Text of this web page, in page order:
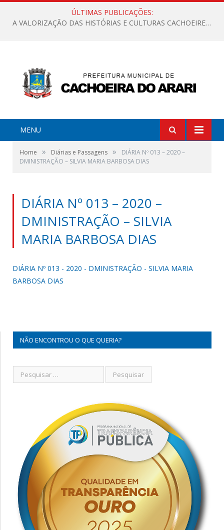
ÚLTIMAS PUBLICAÇÕES:
A VALORIZAÇÃO DAS HISTÓRIAS E CULTURAS CACHOEIRENSES
MENU
Home » Diárias e Passagens »
DIÁRIA Nº 013 – 2020 –
DMINISTRAÇÃO – SILVIA MARIA BARBOSA DIAS
DIÁRIA Nº 013 – 2020 –
DMINISTRAÇÃO – SILVIA
MARIA BARBOSA DIAS
DIÁRIA Nº 013 - 2020 - DMINISTRAÇÃO - SILVIA MARIA
BARBOSA DIAS
NÃO ENCONTROU O QUE QUERIA?